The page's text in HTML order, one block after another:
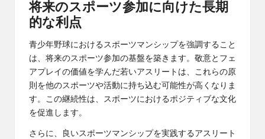
将来のスポーツ参加に向けた長期
的な利点
青少年野球におけるスポーツマンシップを強調すること
は、将来のスポーツ参加の基盤を築きます。敬意とフェ
アプレイの価値を学んだ若いアスリートは、これらの原
則を他のスポーツや活動に持ち込む可能性が高くなりま
す。この継続性は、スポーツにおけるポジティブな文化
を促進します。
さらに、良いスポーツマンシップを実践するアスリート